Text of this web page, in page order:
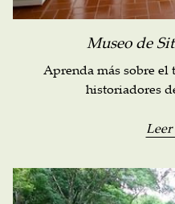
Museo de
Aprenda más sobre el
historiadores
Leer